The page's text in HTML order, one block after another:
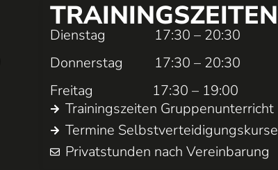
TRAININGS­ZEITEN
Dienstag 17:30 – 20:30
Donnerstag 17:30 – 20:30
Freitag 17:30 – 19:00
Trainings­zeiten Gruppen­unterricht
Termine Selbst­ver­teidigungs­kurse
Privatstunden nach Vereinbarung